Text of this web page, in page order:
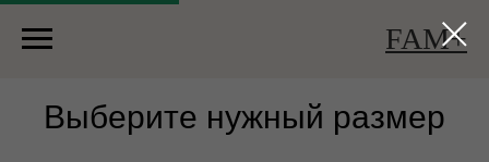
FAM+
Выберите нужный размер